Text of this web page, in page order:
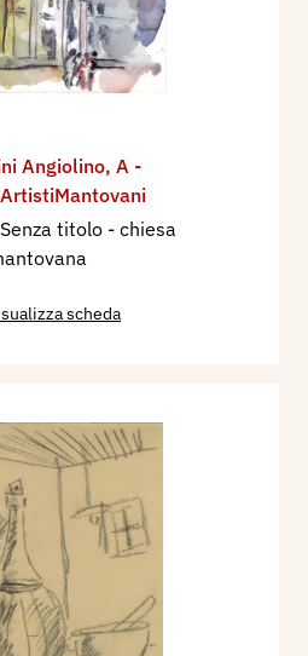
Angiolino, A -
titolo - chiesa
scheda